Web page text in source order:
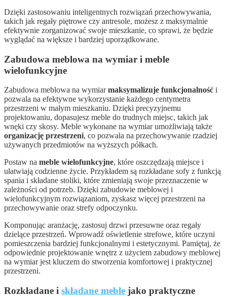
Dzięki zastosowaniu inteligentnych rozwiązań przechowywania,
takich jak regały piętrowe czy antresole, możesz z maksymalnie
efektywnie zorganizować swoje mieszkanie, co sprawi, że będzie
wyglądać na większe i bardziej uporządkowane.
Zabudowa meblowa na wymiar i meble
wielofunkcyjne
Zabudowa meblowa na wymiarmaksymalizuje funkcjonalność i
pozwala na efektywne wykorzystanie każdego centymetra
przestrzeni w małym mieszkaniu. Dzięki precyzyjnemu
projektowaniu, dopasujesz meble do trudnych miejsc, takich jak
wnęki czy skosy. Meble wykonane na wymiar umożliwiają także
organizację przestrzeni, co pozwala na przechowywanie rzadziej
używanych przedmiotów na wyższych półkach.
Postaw na meble wielofunkcyjne, które oszczędzają miejsce i
ułatwiają codzienne życie. Przykładem są rozkładane sofy z funkcją
spania i składane stoliki, które zmieniają swoje przeznaczenie w
zależności od potrzeb. Dzięki zabudowie meblowej i
wielofunkcyjnym rozwiązaniom, zyskasz więcej przestrzeni na
przechowywanie oraz strefy odpoczynku.
Komponując aranżację, zastosuj drzwi przesuwne oraz regały
dzielące przestrzeń. Wprowadź oświetlenie strefowe, które uczyni
pomieszczenia bardziej funkcjonalnymi i estetycznymi. Pamiętaj, że
odpowiednie projektowanie wnętrz z użyciem zabudowy meblowej
na wymiar jest kluczem do stworzenia komfortowej i praktycznej
przestrzeni.
Rozkładane i składane meble jako praktyczne